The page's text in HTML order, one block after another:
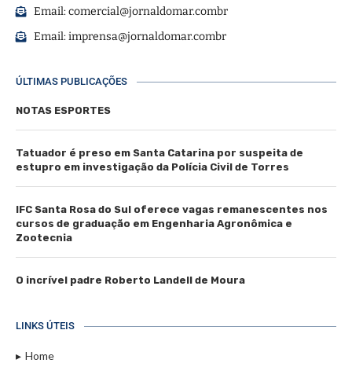
Email:comercial@jornaldomar.combr
Email:imprensa@jornaldomar.combr
ÚLTIMAS PUBLICAÇÕES
NOTAS ESPORTES
Tatuador é preso em Santa Catarina por suspeita de
estupro em investigação da Polícia Civil de Torres
IFC Santa Rosa do Sul oferece vagas remanescentes nos
cursos de graduação em Engenharia Agronômica e
Zootecnia
O incrível padre Roberto Landell de Moura
LINKS ÚTEIS
Home